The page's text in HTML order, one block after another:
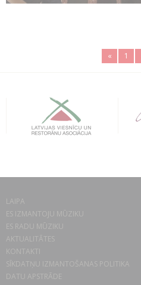
« 1
LAIPA
ES IZMANTOJU MŪZIKU
ES RADU MŪZIKU
AKTUALITĀTES
KONTAKTI
SĪKDATŅU IZMANTOŠANAS POLITIKA
DATU APSTRĀDE